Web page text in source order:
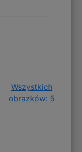
Wszystkich
obrazków: 5